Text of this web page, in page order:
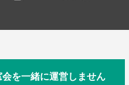
を一緒に運営しません